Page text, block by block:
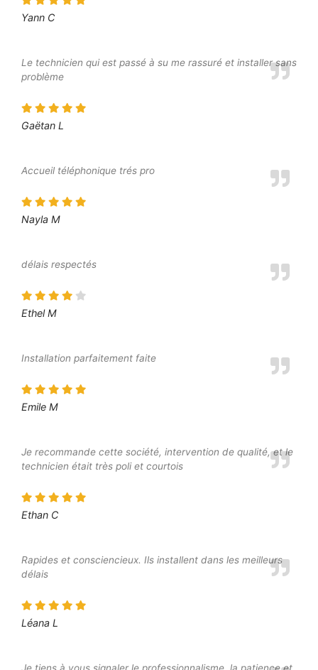
Yann C
Le technicien qui est passé à su me rassuré et installer sans
problème
Gaëtan L
Accueil téléphonique trés pro
Nayla M
délais respectés
Ethel M
Installation parfaitement faite
Emile M
Je recommande cette société, intervention de qualité, et le
technicien était très poli et courtois
Ethan C
Rapides et consciencieux. Ils installent dans les meilleurs
délais
Léana L
Je tiens à vous signaler le professionnalisme, la patience et